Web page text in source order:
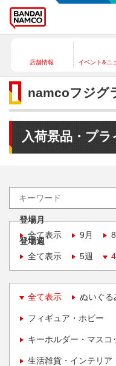
店舗情報 イベント&ニ
namcoフジグ
入荷景品・プラ
登場月
全て表示
9月
登場週
全て表示
5週
全て表示 ぬいぐる
フィギュア・ホビー
キーホルダー・マスコ
生活雑貨・インテリア